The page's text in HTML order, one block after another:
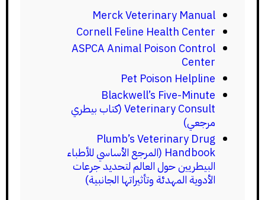
Merck Veterinary Manual
Cornell Feline Health Center
ASPCA Animal Poison Control
Center
Pet Poison Helpline
Blackwell’s Five-Minute
Veterinary Consult (كتاب بيطري
مرجعي)
Plumb’s Veterinary Drug
Handbook (المرجع الأساسي للأطباء
البيطريين حول العالم لتحديد جرعات
الأدوية المهدئة وتأثيراتها الجانبية)